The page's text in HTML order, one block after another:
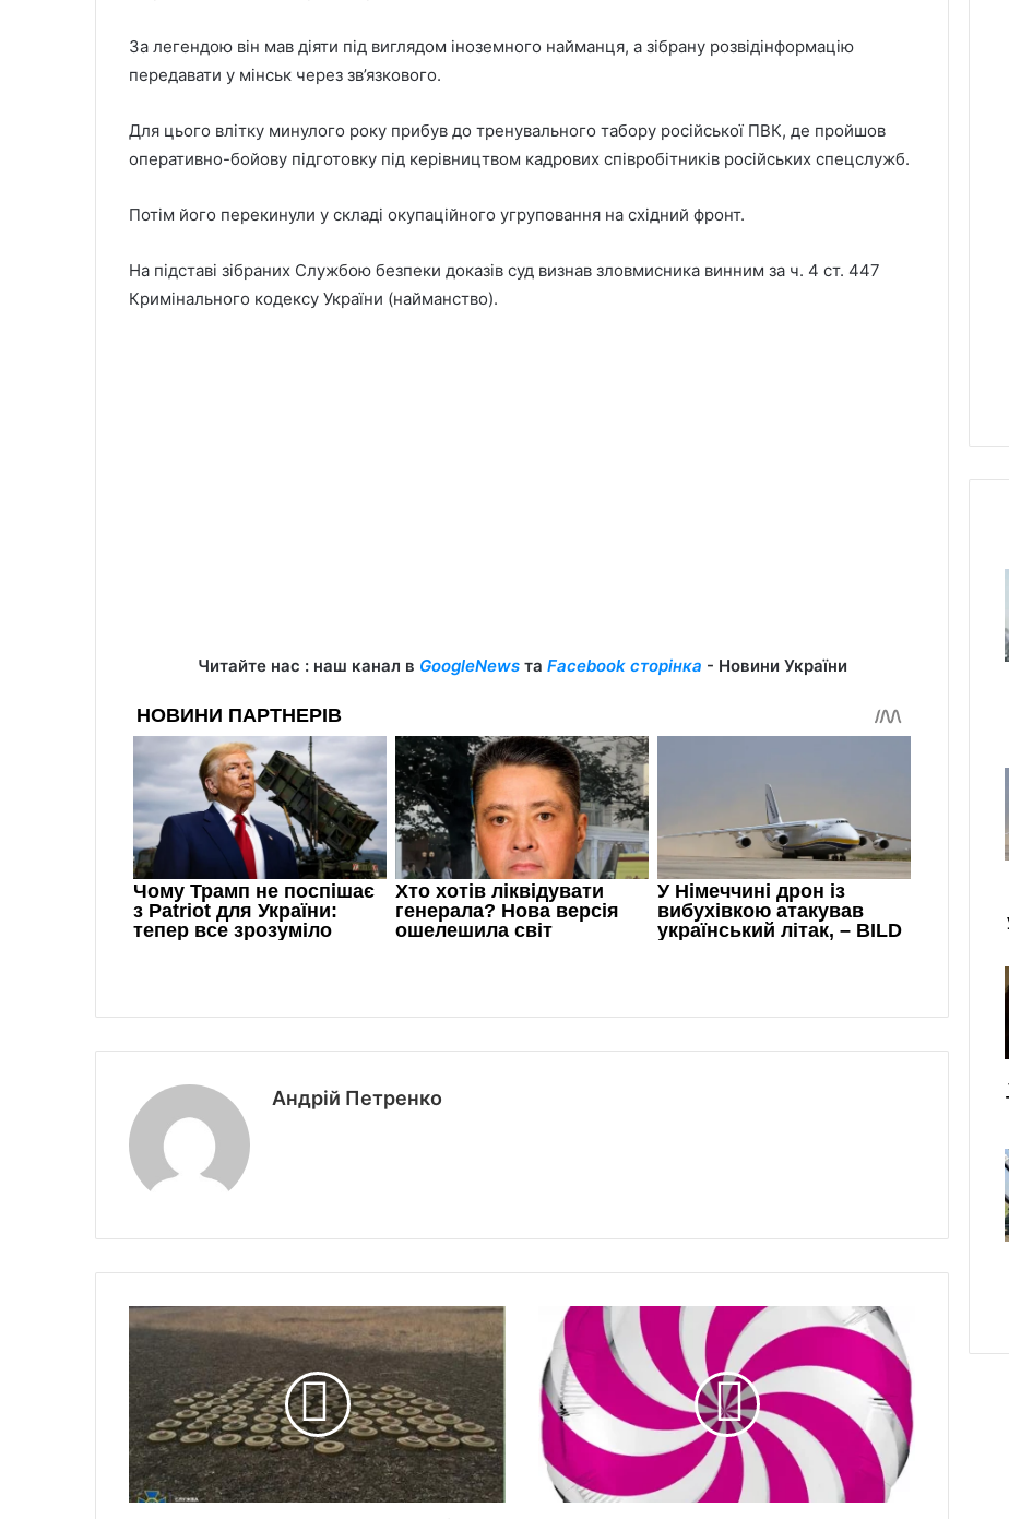
За легендою він мав діяти під виглядом іноземного найманця, а зібрану розвідінформацію
передавати у мінськ через зв’язкового.
Для цього влітку минулого року прибув до тренувального табору російської ПВК, де пройшов
оперативно-бойову підготовку під керівництвом кадрових співробітників російських спецслужб.
Потім його перекинули у складі окупаційного угруповання на східний фронт.
На підставі зібраних Службою безпеки доказів суд визнав зловмисника винним за ч. 4 ст. 447
Кримінального кодексу України (найманство).
Читайте нас : наш канал в GoogleNewsта Facebook сторінка - Новини України
Андрій Петренко